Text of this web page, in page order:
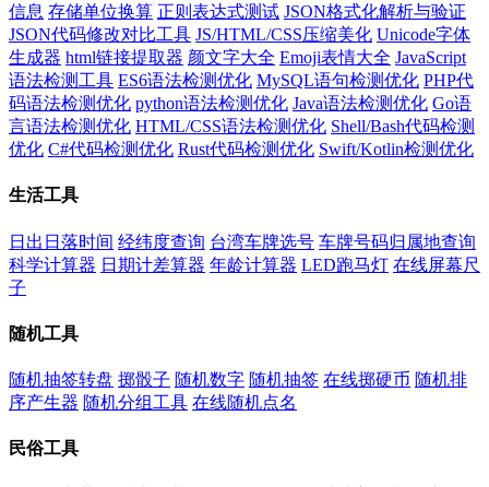
信息 存储单位换算 正则表达式测试 JSON格式化解析与验证
JSON代码修改对比工具 JS/HTML/CSS压缩美化 Unicode字体
生成器 html链接提取器 颜文字大全 Emoji表情大全 JavaScript
语法检测工具 ES6语法检测优化 MySQL语句检测优化 PHP代
码语法检测优化 python语法检测优化 Java语法检测优化 Go语
言语法检测优化 HTML/CSS语法检测优化 Shell/Bash代码检测
优化 C#代码检测优化 Rust代码检测优化 Swift/Kotlin检测优化
生活工具
日出日落时间 经纬度查询 台湾车牌选号 车牌号码归属地查询
科学计算器 日期计差算器 年龄计算器 LED跑马灯 在线屏幕尺
子
随机工具
随机抽签转盘 掷骰子 随机数字 随机抽签 在线掷硬币 随机排
序产生器 随机分组工具 在线随机点名
民俗工具